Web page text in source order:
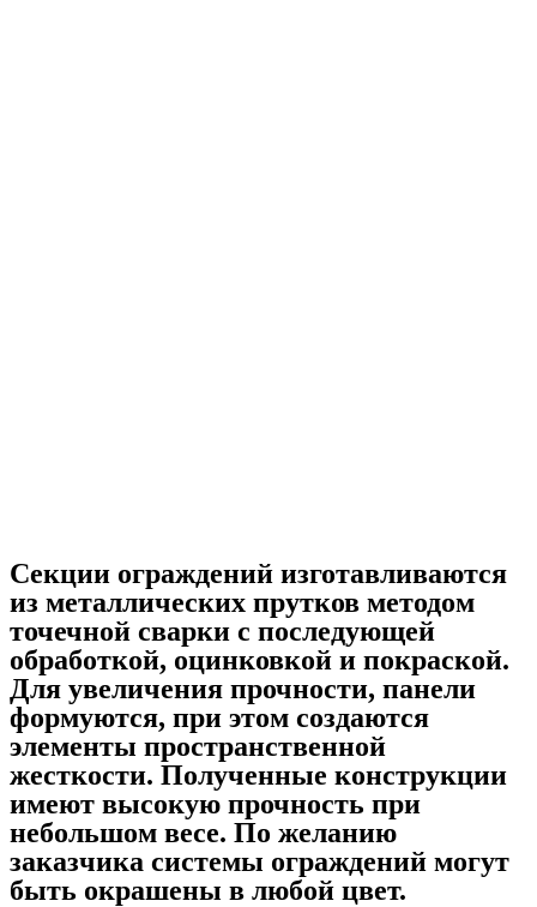
Секции oграждений изготавливаются
из металлических прутков методом
точечной сварки с последующей
обработкой, оцинковкой и покраской.
Для увеличения прочности, панели
формуются, при этом создаются
элементы пространственной
жесткости. Полученные конструкции
имеют высокую прочность при
небольшом весе. По желанию
заказчика системы ограждений могут
быть окрашены в любой цвет.